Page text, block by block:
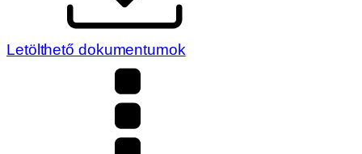
Letölthető dokumentumok